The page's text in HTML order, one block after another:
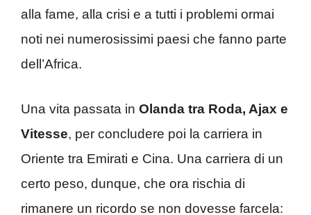
alla fame, alla crisi e a tutti i problemi ormai
noti nei numerosissimi paesi che fanno parte
dell’Africa.
Una vita passata in Olanda tra Roda, Ajax e
Vitesse, per concludere poi la carriera in
Oriente tra Emirati e Cina. Una carriera di un
certo peso, dunque, che ora rischia di
rimanere un ricordo se non dovesse farcela: